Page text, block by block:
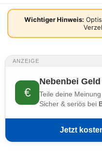
Wichtiger Hinweis:
ANZEIGE
€
Nebenbei
Teile deine
Sicher & seriös bei
Jetzt